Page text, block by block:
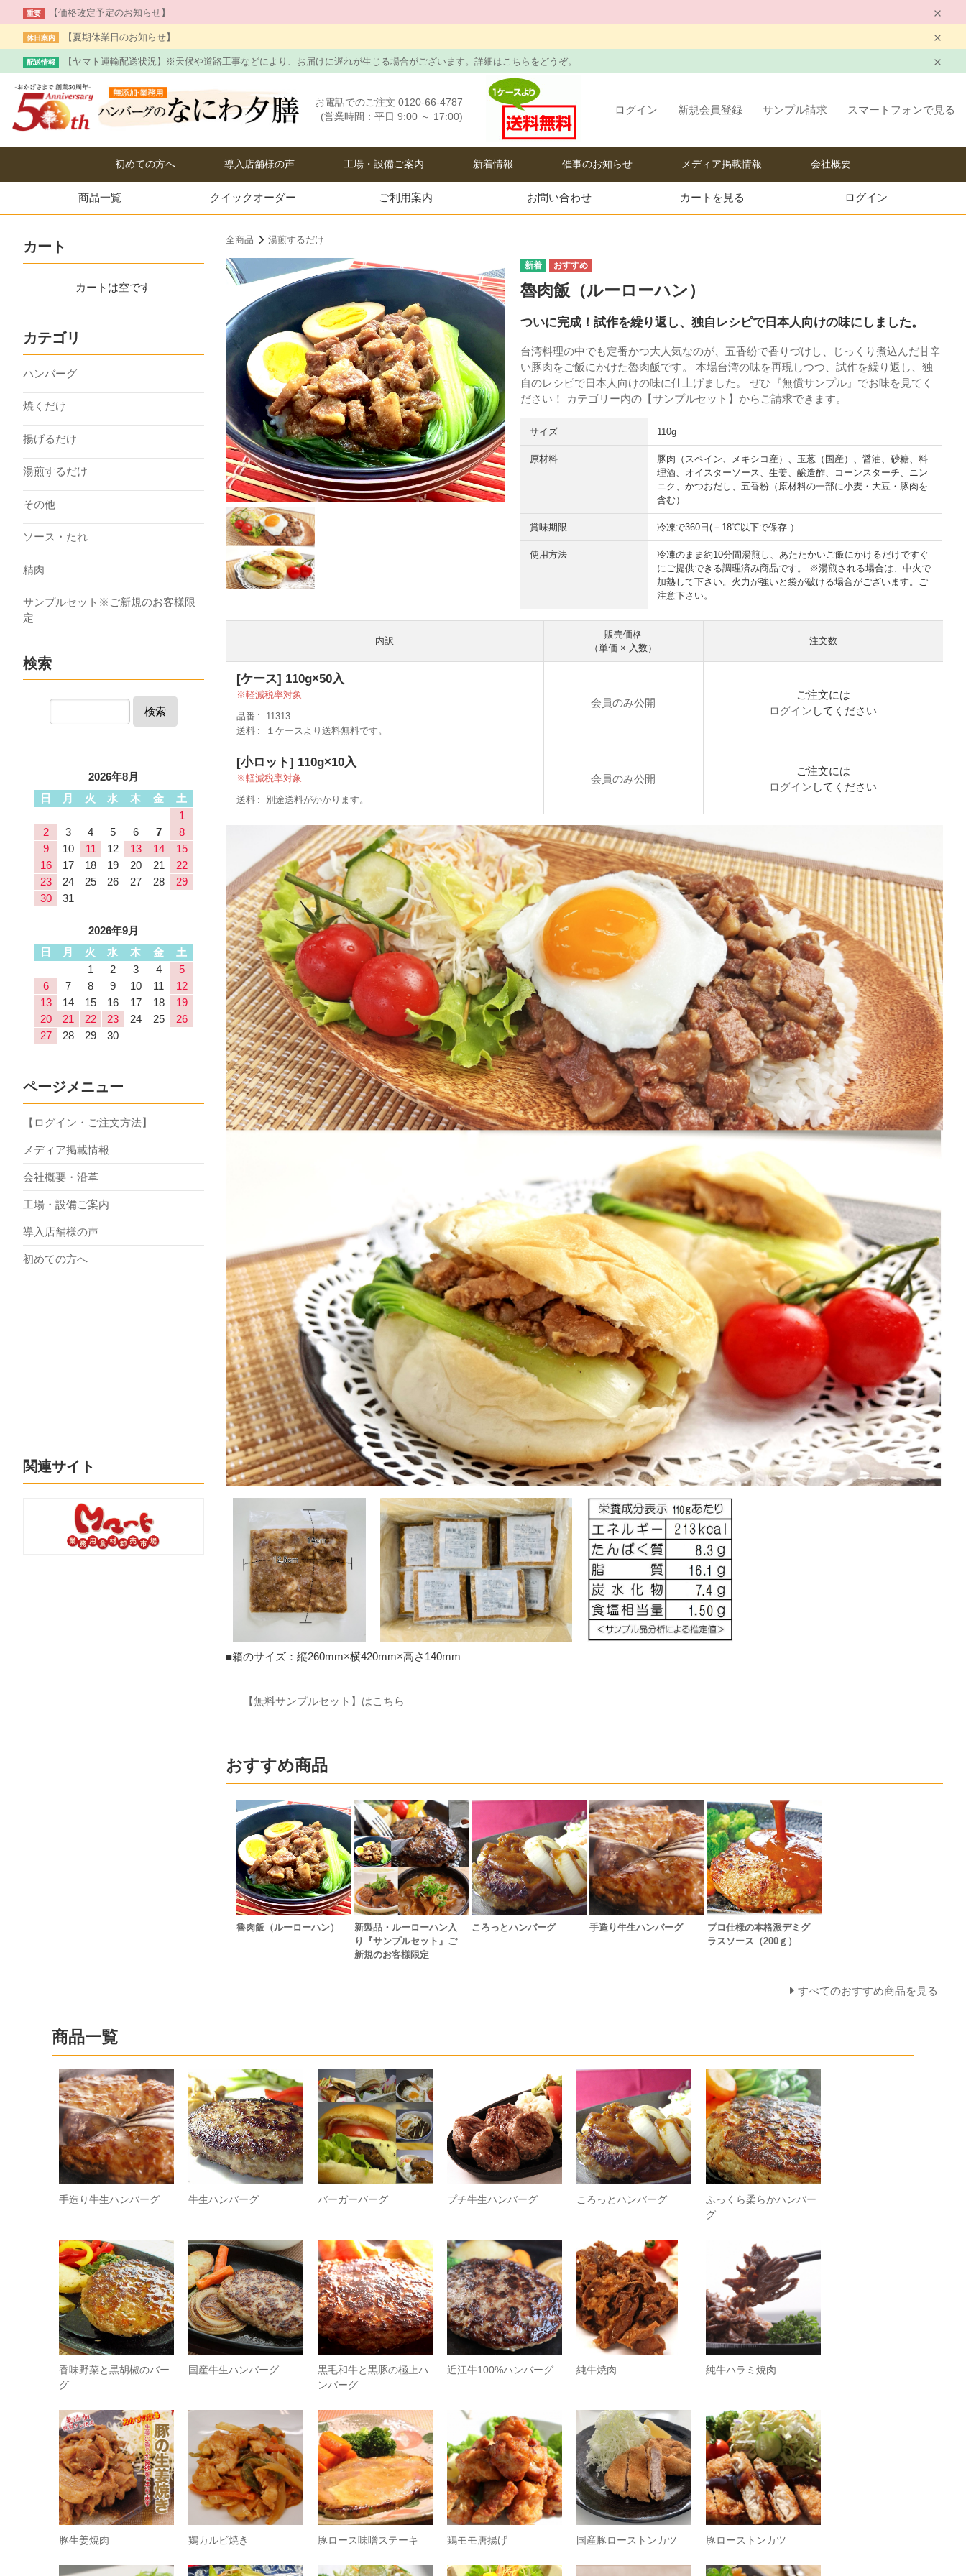
重要 【価格改定予定のお知らせ】
休日案内 【夏期休業日のお知らせ】
配送情報 【ヤマト運輸配送状況】※天候や道路工事などにより、お届けに遅れが生じる場合がございます。詳細はこちらをどうぞ。
お電話でのご注文 0120-66-4787
(営業時間：平日 9:00 ～ 17:00)
ログイン 新規会員登録 サンプル請求 スマートフォンで見る
初めての方へ 導入店舗様の声 工場・設備ご案内 新着情報 催事のお知らせ メディア掲載情報 会社概要
商品一覧 クイックオーダー ご利用案内 お問い合わせ カートを見る ログイン
全商品 湯煎するだけ
魯肉飯（ルーローハン）
ついに完成！試作を繰り返し、独自レシピで日本人向けの味にしました。
台湾料理の中でも定番かつ大人気なのが、五香紛で香りづけし、じっくり煮込んだ甘辛
い豚肉をご飯にかけた魯肉飯です。 本場台湾の味を再現しつつ、試作を繰り返し、独
自のレシピで日本人向けの味に仕上げました。 ぜひ『無償サンプル』でお味を見てく
ださい！ カテゴリー内の【サンプルセット】からご請求できます。
サイズ 110g
原材料
豚肉（スペイン、メキシコ産）、玉葱（国産）、醤油、砂糖、料
理酒、オイスターソース、生姜、醸造酢、コーンスターチ、ニン
ニク、かつおだし、五香粉（原材料の一部に小麦・大豆・豚肉を
含む）
賞味期限 冷凍で360日(－18℃以下で保存 ）
使用方法
冷凍のまま約10分間湯煎し、あたたかいご飯にかけるだけですぐ
にご提供できる調理済み商品です。 ※湯煎される場合は、中火で
加熱して下さい。火力が強いと袋が破ける場合がございます。ご
注意下さい。
内訳
販売価格
（単価 × 入数）
注文数
[ケース] 110g×50入
軽減税率対象
品番
11313
送料
１ケースより送料無料です。
会員のみ公開
ご注文には
ログイン してください
[小ロット] 110g×10入
軽減税率対象
送料
別途送料がかかります。
会員のみ公開
ご注文には
ログイン してください
■箱のサイズ：縦260mm×横420mm×高さ140mm
【無料サンプルセット】はこちら
おすすめ商品
魯肉飯（ルーローハン）
新製品・ルーローハン入
り『サンプルセット』ご
新規のお客様限定
ころっとハンバーグ 手造り牛生ハンバーグ
プロ仕様の本格派デミグ
ラスソース（200ｇ）
すべてのおすすめ商品を見る
カート
カートは空です
カテゴリ
ハンバーグ
焼くだけ
揚げるだけ
湯煎するだけ
その他
ソース・たれ
精肉
サンプルセット※ご新規のお客様限
定
検索
検索
2026年8月
日
月 火 水 木 金
土
1
2
3 4 5 6 7
8
9
10 11 12 13 14
15
16
17 18 19 20 21
22
23
24 25 26 27 28
29
30
31
2026年9月
日
月 火 水 木 金
土
1
2 3 4
5
6
7 8 9 10 11
12
13
14 15 16 17 18
19
20
21 22 23 24 25
26
27
28 29 30
ページメニュー
【ログイン・ご注文方法】
メディア掲載情報
会社概要・沿革
工場・設備ご案内
導入店舗様の声
初めての方へ
関連サイト
商品一覧
手造り牛生ハンバーグ 牛生ハンバーグ バーガーバーグ プチ牛生ハンバーグ ころっとハンバーグ
ふっくら柔らかハンバー
グ
香味野菜と黒胡椒のバー
グ
国産牛生ハンバーグ
黒毛和牛と黒豚の極上ハ
ンバーグ
近江牛100%ハンバーグ 純牛焼肉 純牛ハラミ焼肉
豚生姜焼肉 鶏カルビ焼き 豚ロース味噌ステーキ 鶏モモ唐揚げ 国産豚ローストンカツ 豚ローストンカツ